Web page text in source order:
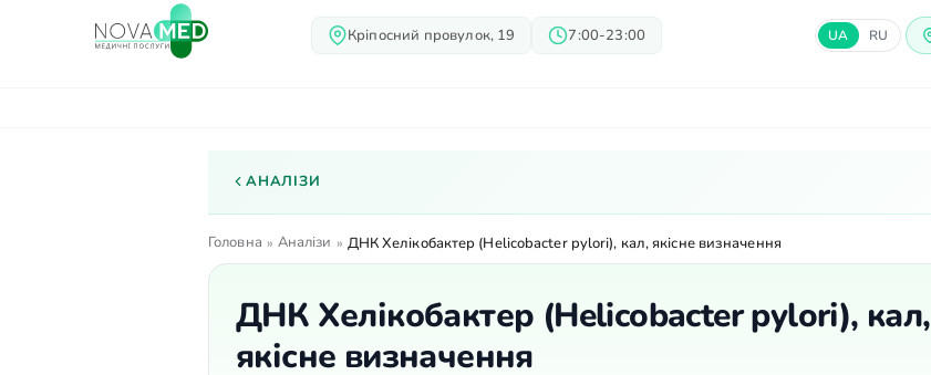
Кріпосний провулок, 19 7:00-23:00 UA RU
АНАЛІЗИ
Головна » Аналізи » ДНК Хелікобактер (Helicobacter pylorі), кал, якісне визначення
ДНК Хелікобактер (Helicobacter pylorі), кал,
якісне визначення